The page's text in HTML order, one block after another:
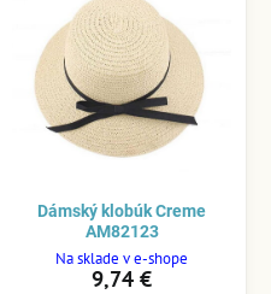
Dámský klobúk Creme
AM82123
Na sklade v e-shope
9,74 €